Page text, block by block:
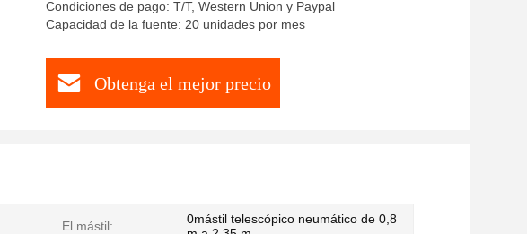
Condiciones de pago: T/T, Western Union y Paypal
Capacidad de la fuente: 20 unidades por mes
Obtenga el mejor precio
El mástil:
0mástil telescópico neumático de 0,8